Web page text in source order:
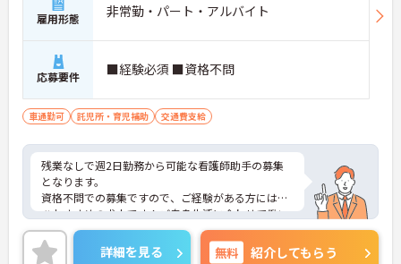
雇用形態 非常勤・パート・アルバイト
応募要件 ■経験必須 ■資格不問
車通勤可 託児所・育児補助 交通費支給
残業なしで週2日勤務から可能な看護師助手の募集
となります。
資格不問での募集ですので、ご経験がある方にはぜ
ひおすすめの求人です！ご自身生活に合わせて働い
てみませんか？ご興味のある方は、面接のポイント
お伝えしますのでお気軽にお問い合わせください。
詳細を見る 無料 紹介してもらう